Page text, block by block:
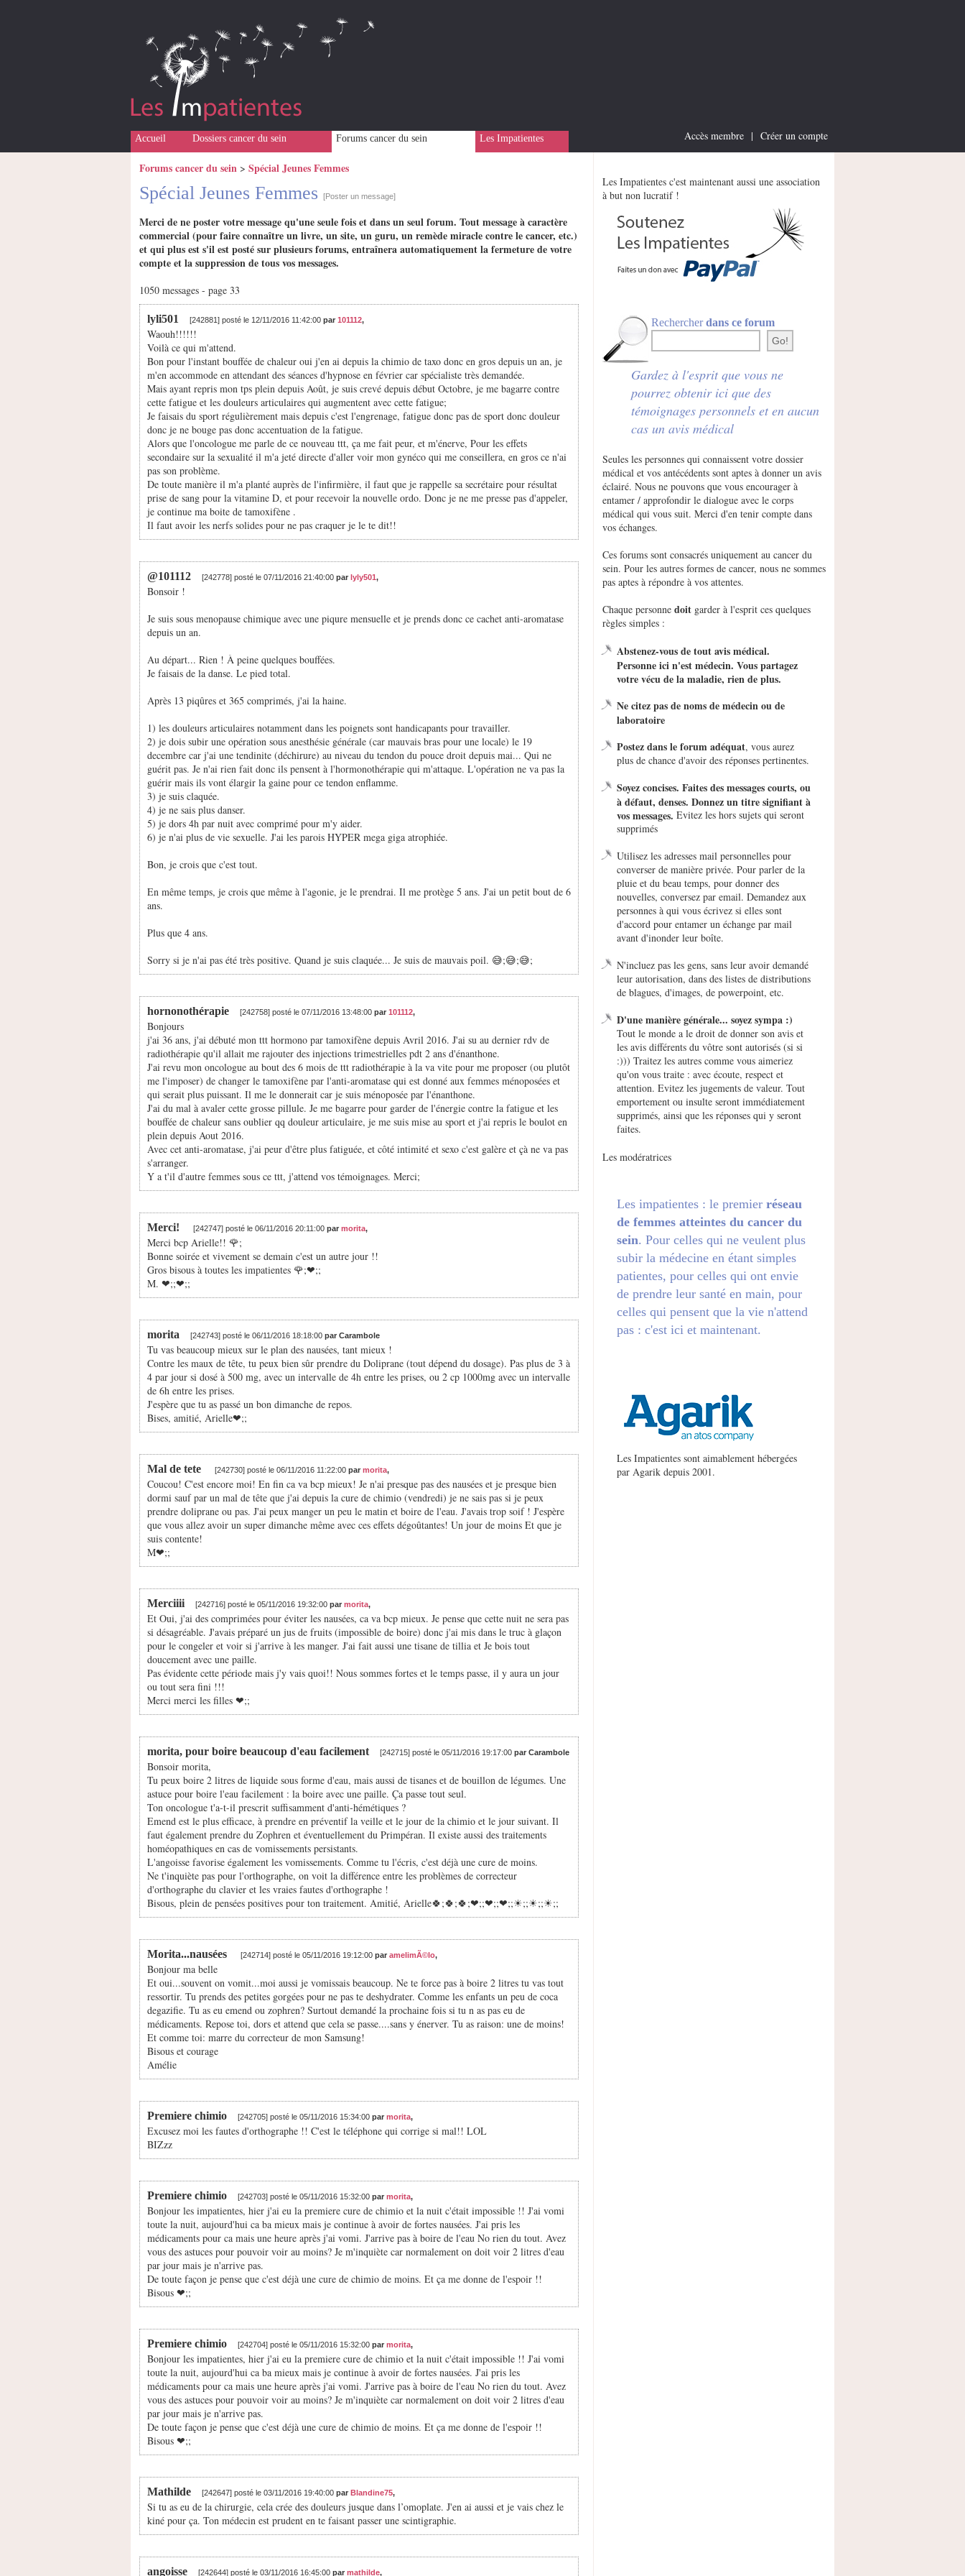
Accueil Dossiers cancer du sein Forums cancer du sein Les Impatientes Accès membre | Créer un compte
Forums cancer du sein > Spécial Jeunes Femmes
Spécial Jeunes Femmes [Poster un message]
Merci de ne poster votre message qu'une seule fois et dans un seul forum. Tout message à caractère
commercial (pour faire connaître un livre, un site, un guru, un remède miracle contre le cancer, etc.)
et qui plus est s'il est posté sur plusieurs forums, entraînera automatiquement la fermeture de votre
compte et la suppression de tous vos messages.
1050 messages - page 33
lyli501 [242881] posté le 12/11/2016 11:42:00 par 101112,
Waouh!!!!!!
Voilà ce qui m'attend.
Bon pour l'instant bouffée de chaleur oui j'en ai depuis la chimio de taxo donc en gros depuis un an, je
m'en accommode en attendant des séances d'hypnose en février car spécialiste très demandée.
Mais ayant repris mon tps plein depuis Août, je suis crevé depuis début Octobre, je me bagarre contre
cette fatigue et les douleurs articulaires qui augmentent avec cette fatigue;
Je faisais du sport régulièrement mais depuis c'est l'engrenage, fatigue donc pas de sport donc douleur
donc je ne bouge pas donc accentuation de la fatigue.
Alors que l'oncologue me parle de ce nouveau ttt, ça me fait peur, et m'énerve, Pour les effets
secondaire sur la sexualité il m'a jeté directe d'aller voir mon gynéco qui me conseillera, en gros ce n'ai
pas son problème.
De toute manière il m'a planté auprès de l'infirmière, il faut que je rappelle sa secrétaire pour résultat
prise de sang pour la vitamine D, et pour recevoir la nouvelle ordo. Donc je ne me presse pas d'appeler,
je continue ma boite de tamoxifène .
Il faut avoir les nerfs solides pour ne pas craquer je le te dit!!
@101112 [242778] posté le 07/11/2016 21:40:00 par lyly501,
Bonsoir !
Je suis sous menopause chimique avec une piqure mensuelle et je prends donc ce cachet anti-aromatase
depuis un an.
Au départ... Rien ! À peine quelques bouffées.
Je faisais de la danse. Le pied total.
Après 13 piqûres et 365 comprimés, j'ai la haine.
1) les douleurs articulaires notamment dans les poignets sont handicapants pour travailler.
2) je dois subir une opération sous anesthésie générale (car mauvais bras pour une locale) le 19
decembre car j'ai une tendinite (déchirure) au niveau du tendon du pouce droit depuis mai... Qui ne
guérit pas. Je n'ai rien fait donc ils pensent à l'hormonothérapie qui m'attaque. L'opération ne va pas la
guérir mais ils vont élargir la gaine pour ce tendon enflamme.
3) je suis claquée.
4) je ne sais plus danser.
5) je dors 4h par nuit avec comprimé pour m'y aider.
6) je n'ai plus de vie sexuelle. J'ai les parois HYPER mega giga atrophiée.
Bon, je crois que c'est tout.
En même temps, je crois que même à l'agonie, je le prendrai. Il me protège 5 ans. J'ai un petit bout de 6
ans.
Plus que 4 ans.
Sorry si je n'ai pas été très positive. Quand je suis claquée... Je suis de mauvais poil. 😅;😅;😅;
hornonothérapie [242758] posté le 07/11/2016 13:48:00 par 101112,
Bonjours
j'ai 36 ans, j'ai débuté mon ttt hormono par tamoxifène depuis Avril 2016. J'ai su au dernier rdv de
radiothérapie qu'il allait me rajouter des injections trimestrielles pdt 2 ans d'énanthone.
J'ai revu mon oncologue au bout des 6 mois de ttt radiothérapie à la va vite pour me proposer (ou plutôt
me l'imposer) de changer le tamoxifène par l'anti-aromatase qui est donné aux femmes ménoposées et
qui serait plus puissant. Il me le donnerait car je suis ménoposée par l'énanthone.
J'ai du mal à avaler cette grosse pillule. Je me bagarre pour garder de l'énergie contre la fatigue et les
bouffée de chaleur sans oublier qq douleur articulaire, je me suis mise au sport et j'ai repris le boulot en
plein depuis Aout 2016.
Avec cet anti-aromatase, j'ai peur d'être plus fatiguée, et côté intimité et sexo c'est galère et çà ne va pas
s'arranger.
Y a t'il d'autre femmes sous ce ttt, j'attend vos témoignages. Merci;
Merci! [242747] posté le 06/11/2016 20:11:00 par morita,
Merci bcp Arielle!! 🌹;
Bonne soirée et vivement se demain c'est un autre jour !!
Gros bisous à toutes les impatientes 🌹;❤;️;
M. ❤;️;❤;️;
morita [242743] posté le 06/11/2016 18:18:00 par Carambole
Tu vas beaucoup mieux sur le plan des nausées, tant mieux !
Contre les maux de tête, tu peux bien sûr prendre du Doliprane (tout dépend du dosage). Pas plus de 3 à
4 par jour si dosé à 500 mg, avec un intervalle de 4h entre les prises, ou 2 cp 1000mg avec un intervalle
de 6h entre les prises.
J'espère que tu as passé un bon dimanche de repos.
Bises, amitié, Arielle❤;️;
Mal de tete [242730] posté le 06/11/2016 11:22:00 par morita,
Coucou! C'est encore moi! En fin ca va bcp mieux! Je n'ai presque pas des nausées et je presque bien
dormi sauf par un mal de tête que j'ai depuis la cure de chimio (vendredi) je ne sais pas si je peux
prendre doliprane ou pas. J'ai peux manger un peu le matin et boire de l'eau. J'avais trop soif ! J'espère
que vous allez avoir un super dimanche même avec ces effets dégoûtantes! Un jour de moins Et que je
suis contente!
M❤;️;
Merciiii [242716] posté le 05/11/2016 19:32:00 par morita,
Et Oui, j'ai des comprimées pour éviter les nausées, ca va bcp mieux. Je pense que cette nuit ne sera pas
si désagréable. J'avais préparé un jus de fruits (impossible de boire) donc j'ai mis dans le truc à glaçon
pour le congeler et voir si j'arrive à les manger. J'ai fait aussi une tisane de tillia et Je bois tout
doucement avec une paille.
Pas évidente cette période mais j'y vais quoi!! Nous sommes fortes et le temps passe, il y aura un jour
ou tout sera fini !!!
Merci merci les filles ❤;️;
morita, pour boire beaucoup d'eau facilement [242715] posté le 05/11/2016 19:17:00 par Carambole
Bonsoir morita,
Tu peux boire 2 litres de liquide sous forme d'eau, mais aussi de tisanes et de bouillon de légumes. Une
astuce pour boire l'eau facilement : la boire avec une paille. Ça passe tout seul.
Ton oncologue t'a-t-il prescrit suffisamment d'anti-hémétiques ?
Emend est le plus efficace, à prendre en préventif la veille et le jour de la chimio et le jour suivant. Il
faut également prendre du Zophren et éventuellement du Primpéran. Il existe aussi des traitements
homéopathiques en cas de vomissements persistants.
L'angoisse favorise également les vomissements. Comme tu l'écris, c'est déjà une cure de moins.
Ne t'inquiète pas pour l'orthographe, on voit la différence entre les problèmes de correcteur
d'orthographe du clavier et les vraies fautes d'orthographe !
Bisous, plein de pensées positives pour ton traitement. Amitié, Arielle🍀;🍀;🍀;❤;️;❤;️;❤;️;☀;️;☀;️;☀;️;
Morita...nausées [242714] posté le 05/11/2016 19:12:00 par amelimÃ©lo,
Bonjour ma belle
Et oui...souvent on vomit...moi aussi je vomissais beaucoup. Ne te force pas à boire 2 litres tu vas tout
ressortir. Tu prends des petites gorgées pour ne pas te deshydrater. Comme les enfants un peu de coca
degazifie. Tu as eu emend ou zophren? Surtout demandé la prochaine fois si tu n as pas eu de
médicaments. Repose toi, dors et attend que cela se passe....sans y énerver. Tu as raison: une de moins!
Et comme toi: marre du correcteur de mon Samsung!
Bisous et courage
Amélie
Premiere chimio [242705] posté le 05/11/2016 15:34:00 par morita,
Excusez moi les fautes d'orthographe !! C'est le téléphone qui corrige si mal!! LOL
BIZzz
Premiere chimio [242703] posté le 05/11/2016 15:32:00 par morita,
Bonjour les impatientes, hier j'ai eu la premiere cure de chimio et la nuit c'était impossible !! J'ai vomi
toute la nuit, aujourd'hui ca ba mieux mais je continue à avoir de fortes nausées. J'ai pris les
médicaments pour ca mais une heure après j'ai vomi. J'arrive pas à boire de l'eau No rien du tout. Avez
vous des astuces pour pouvoir voir au moins? Je m'inquiète car normalement on doit voir 2 litres d'eau
par jour mais je n'arrive pas.
De toute façon je pense que c'est déjà une cure de chimio de moins. Et ça me donne de l'espoir !!
Bisous ❤;️;
Premiere chimio [242704] posté le 05/11/2016 15:32:00 par morita,
Bonjour les impatientes, hier j'ai eu la premiere cure de chimio et la nuit c'était impossible !! J'ai vomi
toute la nuit, aujourd'hui ca ba mieux mais je continue à avoir de fortes nausées. J'ai pris les
médicaments pour ca mais une heure après j'ai vomi. J'arrive pas à boire de l'eau No rien du tout. Avez
vous des astuces pour pouvoir voir au moins? Je m'inquiète car normalement on doit voir 2 litres d'eau
par jour mais je n'arrive pas.
De toute façon je pense que c'est déjà une cure de chimio de moins. Et ça me donne de l'espoir !!
Bisous ❤;️;
Mathilde [242647] posté le 03/11/2016 19:40:00 par Blandine75,
Si tu as eu de la chirurgie, cela crée des douleurs jusque dans l’omoplate. J'en ai aussi et je vais chez le
kiné pour ça. Ton médecin est prudent en te faisant passer une scintigraphie.
angoisse [242644] posté le 03/11/2016 16:45:00 par mathilde,
Les Impatientes c'est maintenant aussi une association
à but non lucratif !
Rechercherdans ce forum
Gardez à l'esprit que vous ne
pourrez obtenir ici que des
témoignages personnels et en aucun
cas un avis médical
Seules les personnes qui connaissent votre dossier
médical et vos antécédents sont aptes à donner un avis
éclairé. Nous ne pouvons que vous encourager à
entamer / approfondir le dialogue avec le corps
médical qui vous suit. Merci d'en tenir compte dans
vos échanges.
Ces forums sont consacrés uniquement au cancer du
sein. Pour les autres formes de cancer, nous ne sommes
pas aptes à répondre à vos attentes.
Chaque personne doit garder à l'esprit ces quelques
règles simples :
Abstenez-vous de tout avis médical.
Personne ici n'est médecin. Vous partagez
votre vécu de la maladie, rien de plus.
Ne citez pas de noms de médecin ou de
laboratoire
Postez dans le forum adéquat, vous aurez
plus de chance d'avoir des réponses pertinentes.
Soyez concises. Faites des messages courts, ou
à défaut, denses. Donnez un titre signifiant à
vos messages. Evitez les hors sujets qui seront
supprimés
Utilisez les adresses mail personnelles pour
converser de manière privée. Pour parler de la
pluie et du beau temps, pour donner des
nouvelles, conversez par email. Demandez aux
personnes à qui vous écrivez si elles sont
d'accord pour entamer un échange par mail
avant d'inonder leur boîte.
N'incluez pas les gens, sans leur avoir demandé
leur autorisation, dans des listes de distributions
de blagues, d'images, de powerpoint, etc.
D'une manière générale... soyez sympa :)
Tout le monde a le droit de donner son avis et
les avis différents du vôtre sont autorisés (si si
:))) Traitez les autres comme vous aimeriez
qu'on vous traite : avec écoute, respect et
attention. Evitez les jugements de valeur. Tout
emportement ou insulte seront immédiatement
supprimés, ainsi que les réponses qui y seront
faites.
Les modératrices
Les impatientes : le premier réseau
de femmes atteintes du cancer du
sein. Pour celles qui ne veulent plus
subir la médecine en étant simples
patientes, pour celles qui ont envie
de prendre leur santé en main, pour
celles qui pensent que la vie n'attend
pas : c'est ici et maintenant.
Les Impatientes sont aimablement hébergées
par Agarik depuis 2001.